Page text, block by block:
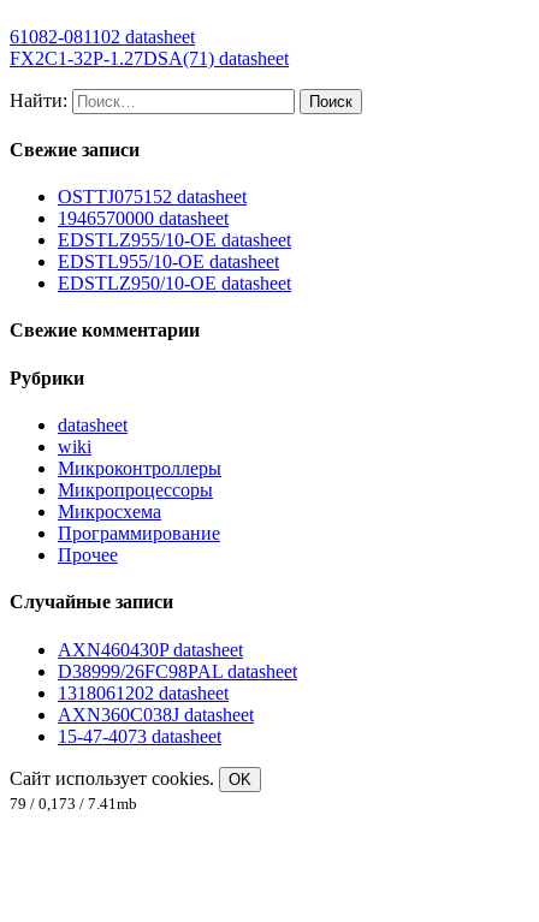
61082-081102 datasheet
FX2C1-32P-1.27DSA(71) datasheet
Найти:
Свежие записи
OSTTJ075152 datasheet
1946570000 datasheet
EDSTLZ955/10-OE datasheet
EDSTL955/10-OE datasheet
EDSTLZ950/10-OE datasheet
Свежие комментарии
Рубрики
datasheet
wiki
Микроконтроллеры
Микропроцессоры
Микросхема
Программирование
Прочее
Случайные записи
AXN460430P datasheet
D38999/26FC98PAL datasheet
1318061202 datasheet
AXN360C038J datasheet
15-47-4073 datasheet
Сайт использует cookies.
OK
79 / 0,173 / 7.41mb